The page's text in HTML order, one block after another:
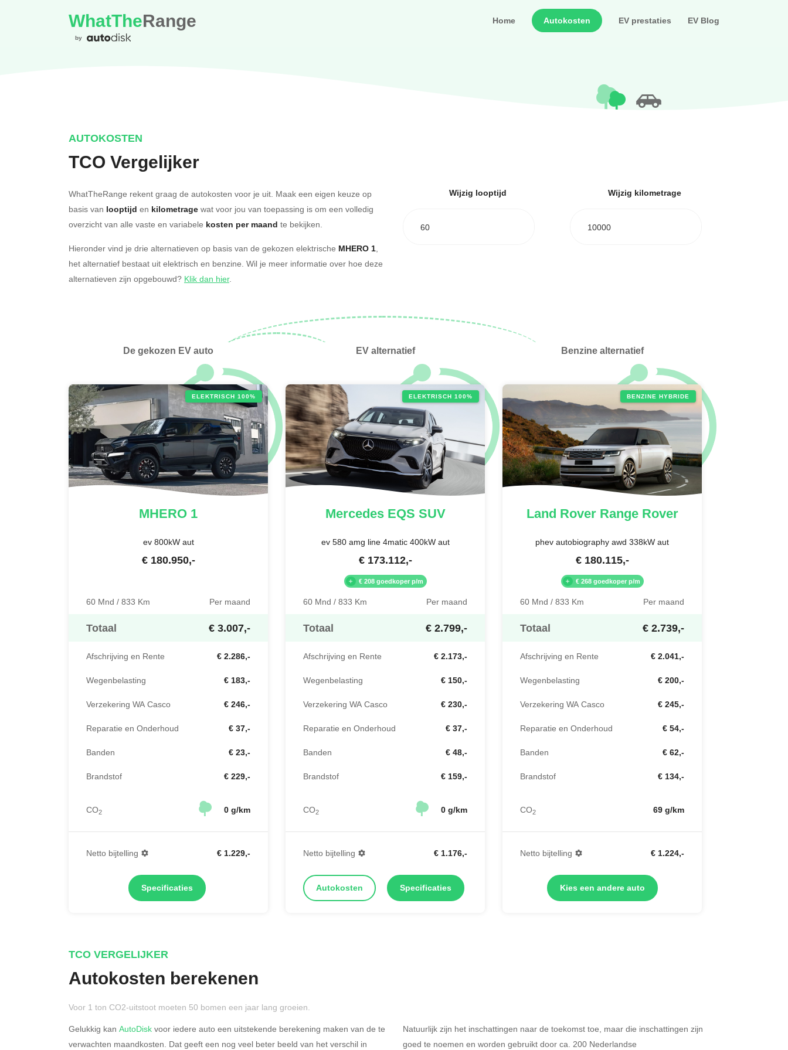
WhatTheRange
by
Home Autokosten EV prestaties EV Blog
AUTOKOSTEN
TCO Vergelijker
WhatTheRange rekent graag de autokosten voor je uit. Maak een eigen keuze op
basis van looptijd en kilometrage wat voor jou van toepassing is om een volledig
overzicht van alle vaste en variabele kosten per maand te bekijken.
Hieronder vind je drie alternatieven op basis van de gekozen elektrische MHERO 1,
het alternatief bestaat uit elektrisch en benzine. Wil je meer informatie over hoe deze
alternatieven zijn opgebouwd? Klik dan hier.
Wijzig looptijd
60
Wijzig kilometrage
10000
De gekozen EV auto
ELEKTRISCH 100%
MHERO 1
ev 800kW aut
€ 180.950,-
60 Mnd / 833 Km Per maand
Totaal € 3.007,-
Afschrijving en Rente € 2.286,-
Wegenbelasting € 183,-
Verzekering WA Casco € 246,-
Reparatie en Onderhoud € 37,-
Banden € 23,-
Brandstof € 229,-
CO2 0 g/km
Netto bijtelling € 1.229,-
Specificaties
EV alternatief
ELEKTRISCH 100%
MercedesEQS SUV
ev 580 amg line 4matic 400kW aut
€ 173.112,-
€ 208 goedkoper p/m
60 Mnd / 833 Km Per maand
Totaal € 2.799,-
Afschrijving en Rente € 2.173,-
Wegenbelasting € 150,-
Verzekering WA Casco € 230,-
Reparatie en Onderhoud € 37,-
Banden € 48,-
Brandstof € 159,-
CO2 0 g/km
Netto bijtelling € 1.176,-
Autokosten Specificaties
Benzine alternatief
BENZINE HYBRIDE
Land RoverRange Rover
phev autobiography awd 338kW aut
€ 180.115,-
€ 268 goedkoper p/m
60 Mnd / 833 Km Per maand
Totaal € 2.739,-
Afschrijving en Rente € 2.041,-
Wegenbelasting € 200,-
Verzekering WA Casco € 245,-
Reparatie en Onderhoud € 54,-
Banden € 62,-
Brandstof € 134,-
CO2 69 g/km
Netto bijtelling € 1.224,-
Kies een andere auto
Merken op basis van segment
TCO VERGELIJKER
Autokosten berekenen
Voor 1 ton CO2-uitstoot moeten 50 bomen een jaar lang groeien.
Gelukkig kan AutoDisk voor iedere auto een uitstekende berekening maken van de te
verwachten maandkosten. Dat geeft een nog veel beter beeld van het verschil in
Natuurlijk zijn het inschattingen naar de toekomst toe, maar die inschattingen zijn
goed te noemen en worden gebruikt door ca. 200 Nederlandse